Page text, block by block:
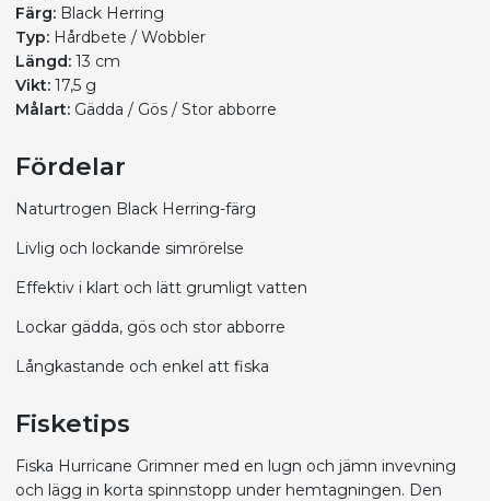
Färg: Black Herring
Typ: Hårdbete / Wobbler
Längd: 13 cm
Vikt: 17,5 g
Målart: Gädda / Gös / Stor abborre
Fördelar
Naturtrogen Black Herring-färg
Livlig och lockande simrörelse
Effektiv i klart och lätt grumligt vatten
Lockar gädda, gös och stor abborre
Långkastande och enkel att fiska
Fisketips
Fiska Hurricane Grimner med en lugn och jämn invevning
och lägg in korta spinnstopp under hemtagningen. Den